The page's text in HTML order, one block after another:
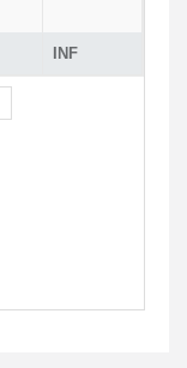
INF